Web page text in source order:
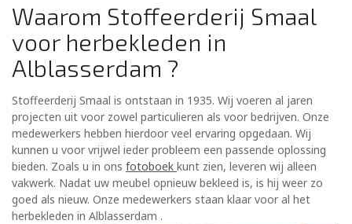
Waarom Stoffeerderij Smaal
voor herbekleden in
Alblasserdam ?
Stoffeerderij Smaal is ontstaan in 1935. Wij voeren al jaren
projecten uit voor zowel particulieren als voor bedrijven. Onze
medewerkers hebben hierdoor veel ervaring opgedaan. Wij
kunnen u voor vrijwel ieder probleem een passende oplossing
bieden. Zoals u in ons fotoboek kunt zien, leveren wij alleen
vakwerk. Nadat uw meubel opnieuw bekleed is, is hij weer zo
goed als nieuw. Onze medewerkers staan klaar voor al het
herbekleden in Alblasserdam .